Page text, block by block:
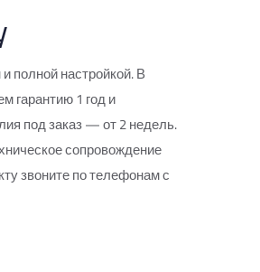
полной настройкой. В
гарантию 1 год и
под заказ — от 2 недель.
сопровождение
звоните по телефонам с